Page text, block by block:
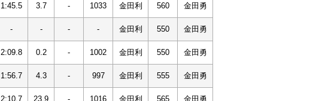
1:45.5 3.7 - 1033 金田利 560 金田勇
- - - - 金田利 550 金田勇
2:09.8 0.2 - 1002 金田利 550 金田勇
1:56.7 4.3 - 997 金田利 555 金田勇
2:10.7 23.9 - 1016 金田利 565 金田勇